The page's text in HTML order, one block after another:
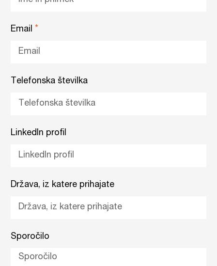
Email
Telefonska številka
LinkedIn profil
Država, iz katere prihajate
Sporočilo